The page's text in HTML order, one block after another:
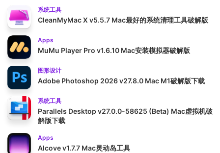
系统工具
CleanMyMac X v5.5.7 Mac最好的系统清理工具破解版
Apps
MuMu Player Pro v1.6.10 Mac安装模拟器破解版
图形设计
Adobe Photoshop 2026 v27.8.0 Mac M1破解版下载
系统工具
Parallels Desktop v27.0.0-58625 (Beta) Mac虚拟机破
解版下载
Apps
Alcove v1.7.7 Mac灵动岛工具